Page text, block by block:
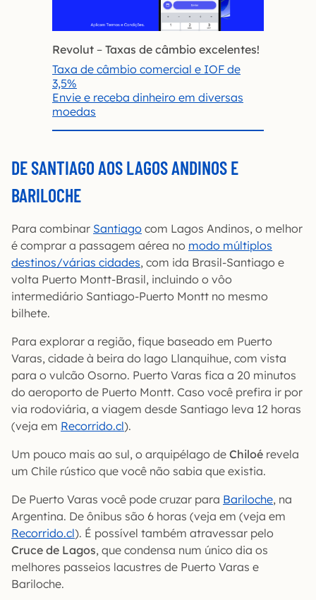
Revolut – Taxas de câmbio excelentes!
Taxa de câmbio comercial e IOF de
3,5%
Envie e receba dinheiro em diversas
moedas
DE SANTIAGO AOS LAGOS ANDINOS E
BARILOCHE
Para combinar Santiago com Lagos Andinos, o melhor
é comprar a passagem aérea no modo múltiplos
destinos/várias cidades, com ida Brasil-Santiago e
volta Puerto Montt-Brasil, incluindo o vôo
intermediário Santiago-Puerto Montt no mesmo
bilhete.
Para explorar a região, fique baseado em Puerto
Varas, cidade à beira do lago Llanquihue, com vista
para o vulcão Osorno. Puerto Varas fica a 20 minutos
do aeroporto de Puerto Montt. Caso você prefira ir por
via rodoviária, a viagem desde Santiago leva 12 horas
(veja em Recorrido.cl).
Um pouco mais ao sul, o arquipélago de Chiloé revela
um Chile rústico que você não sabia que existia.
De Puerto Varas você pode cruzar para Bariloche, na
Argentina. De ônibus são 6 horas (veja em (veja em
Recorrido.cl). É possível também atravessar pelo
Cruce de Lagos, que condensa num único dia os
melhores passeios lacustres de Puerto Varas e
Bariloche.